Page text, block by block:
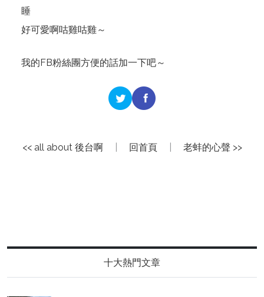
睡
好可愛啊咕雞咕雞～
我的FB粉絲團方便的話加一下吧～
<< all about 後台啊 回首頁 老蚌的心聲 >>
十大熱門文章